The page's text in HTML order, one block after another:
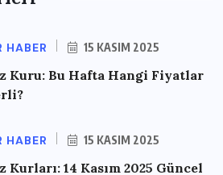
HABER 15 KASIM 2025
Kuru: Bu Hafta Hangi Fiyatlar
HABER 15 KASIM 2025
Kurları: 14 Kasım 2025 Güncel